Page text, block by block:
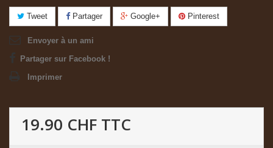
Tweet Partager Google+ Pinterest
Envoyer à un ami
Partager sur Facebook !
Imprimer
19.90 CHF TTC